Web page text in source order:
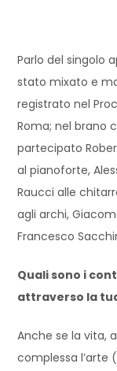
Parlo del singolo
stato mixato e
registrato nel
Roma; nel brano
partecipato
al pianoforte,
Raucci alle
agli archi,
Francesco
Quali sono i
attraverso la
Anche se la vita,
complessa l’arte